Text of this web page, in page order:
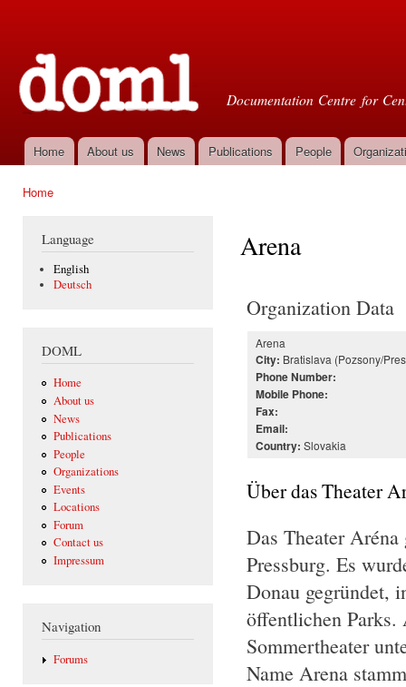
Documentation Centre for
Main menu
Home About us News Publications People
Home
Language
English
Deutsch
DOML
Home
About us
News
Publications
People
Organizations
Events
Locations
Forum
Contact us
Impressum
Navigation
Forums
Arena
Organization Data
Arena
City: Bratislava (Pozsony/
Phone Number:
Mobile Phone:
Fax:
Email:
Country: Slovakia
Über das Theater
Das Theater
Pressburg. Es
Donau gegründet,
öffentlichen
Sommertheater
Name Arena